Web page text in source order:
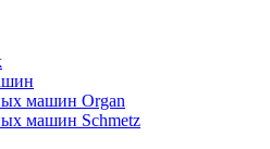
машин Organ
машин Schmetz